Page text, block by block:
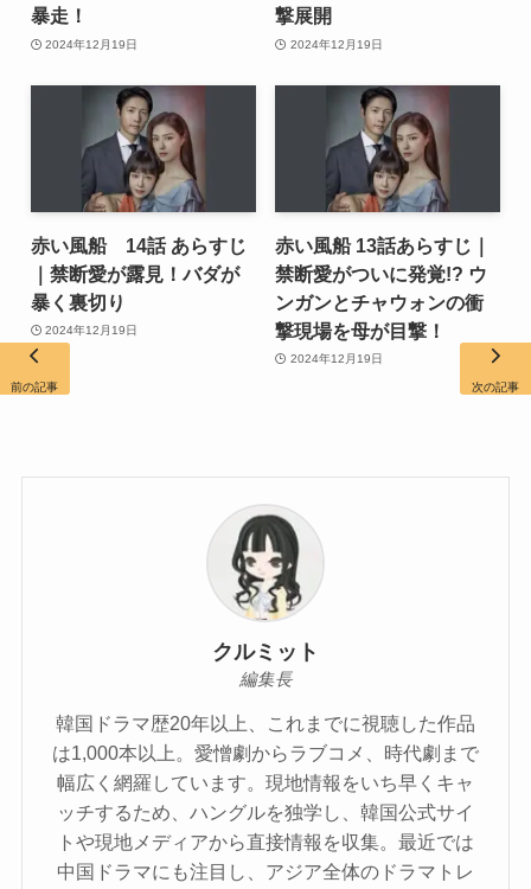
暴走！
2024年12月19日
撃展開
2024年12月19日
赤い風船 14話 あらすじ
｜禁断愛が露見！バダが
暴く裏切り
2024年12月19日
赤い風船 13話あらすじ｜
禁断愛がついに発覚!? ウ
ンガンとチャウォンの衝
撃現場を母が目撃！
2024年12月19日
クルミット
編集長
韓国ドラマ歴20年以上、これまでに視聴した作品
は1,000本以上。愛憎劇からラブコメ、時代劇まで
幅広く網羅しています。現地情報をいち早くキャ
ッチするため、ハングルを独学し、韓国公式サイ
トや現地メディアから直接情報を収集。最近では
中国ドラマにも注目し、アジア全体のドラマトレ
前の記事 次の記事